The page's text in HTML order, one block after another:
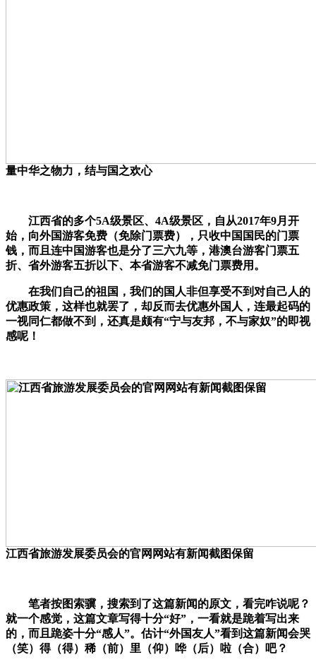
量中华之物力，结与国之欢心
​ 江西省的多个5A级景区、4A级景区，自从2017年9月开
始，向外国游客免费（免除门票费），只收中国国民的门票
钱，而且连中国游客也是分了三六九等，港澳台游客门票五
折、省外游客五折以下、本省游客不减免门票费用。
在我们自己的祖国，我们的国人非但享受不到对自己人的
优惠政策，这样也就罢了，却反而去优惠外国人，连最起码的
一视同仁都做不到，还真是颇有“宁与友邦，不与家奴”的即视
感呢！
江西省旅游发展委员会的官网网站有新闻截图保留
笔者按图索骥，搜索到了这篇新闻的原文，看完咋说呢？
就一个感觉， 这篇文章写得十分“好”，一看就是跪着写出来
的，而且跪姿十分“感人”。 估计“外国友人”看到这篇新闻会哭
（笑）得（得）稀（前）里（仰）哗（后）啦（合）吧？